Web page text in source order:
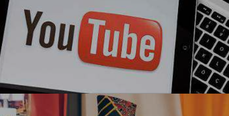
Блогерская вечеринка